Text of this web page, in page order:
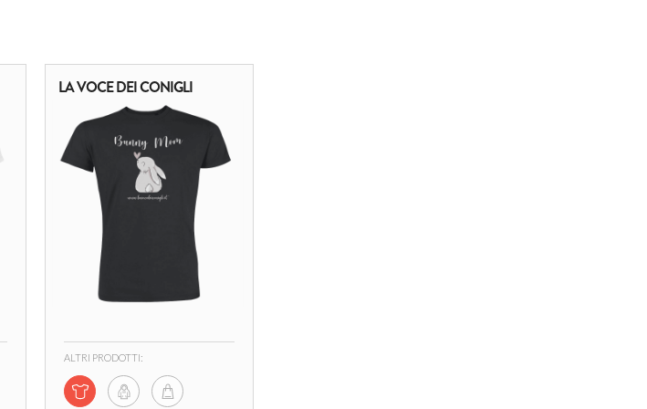
LA VOCE DEI CONIGLI
ALTRI PRODOTTI: